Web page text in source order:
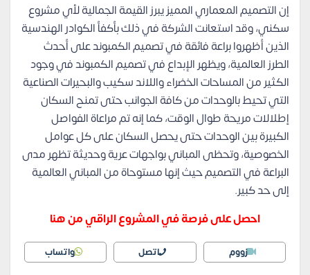
إن التصميم المعماري المميز يبرز القيمة الجمالية لأي مشروع
سكني، وقد استعانت الشركة في ذلك بأكفأ الكوادر الهندسية
الذين أظهروا براعة فائقة في تصميم الكمبوند على أحدث
الطرز العالمية، ويظهر الإبداع في تصميم الكمبوند في وجود
الكثير من المساحات الخضراء واللاند سكيب والبحيرات الصناعية
التي تحيط بالوحدات من كافة الجوانب حتى تمنح السكان
إطلالات مريحة طوال الوقت، كما إنه تم مراعاة الفواصل
الكبيرة بين الوحدات حتى يحصل السكان على كل عوامل
الخصوصية، وتحظى المباني بواجهات عرية وحديثة تظهر مدى
البراعة في التصميم حيث إنها مستوحاة من المباني العالمية
إلى حد كبير.
احصل على فرصة في المشروع الراقي من هنا
زووم اتصل واتساب